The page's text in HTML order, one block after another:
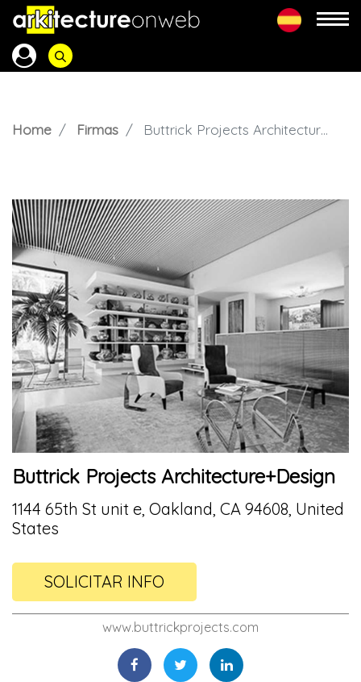
Home Firmas Buttrick Projects Architecture+Design
Buttrick Projects Architecture+Design
1144 65th St unit e, Oakland, CA 94608, United
States
SOLICITAR INFO
www.buttrickprojects.com